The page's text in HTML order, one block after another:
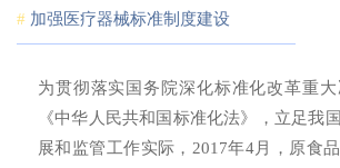
# 加强医疗器械标准制度建设
为贯彻落实国务院深化标准化改革重
《中华人民共和国标准化法》，立足我
展和监管工作实际，2017年4月，原食